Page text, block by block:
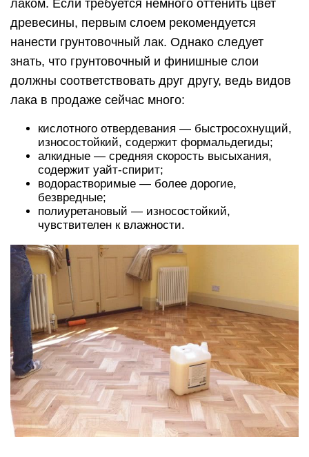
лаком. Если требуется немного оттенить цвет
древесины, первым слоем рекомендуется
нанести грунтовочный лак. Однако следует
знать, что грунтовочный и финишные слои
должны соответствовать друг другу, ведь видов
лака в продаже сейчас много:
кислотного отвердевания — быстросохнущий,
износостойкий, содержит формальдегиды;
алкидные — средняя скорость высыхания,
содержит уайт-спирит;
водорастворимые — более дорогие,
безвредные;
полиуретановый — износостойкий,
чувствителен к влажности.